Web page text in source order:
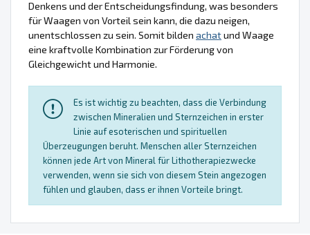
Denkens und der Entscheidungsfindung, was besonders
für Waagen von Vorteil sein kann, die dazu neigen,
unentschlossen zu sein. Somit bilden achatund Waage
eine kraftvolle Kombination zur Förderung von
Gleichgewicht und Harmonie.
Es ist wichtig zu beachten, dass die Verbindung
zwischen Mineralien und Sternzeichen in erster
Linie auf esoterischen und spirituellen
Überzeugungen beruht. Menschen aller Sternzeichen
können jede Art von Mineral für Lithotherapiezwecke
verwenden, wenn sie sich von diesem Stein angezogen
fühlen und glauben, dass er ihnen Vorteile bringt.